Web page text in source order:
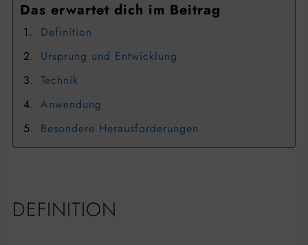
Das erwartet dich im Beitrag
Definition
Ursprung und Entwicklung
Technik
Anwendung
Besondere Herausforderungen
DEFINITION